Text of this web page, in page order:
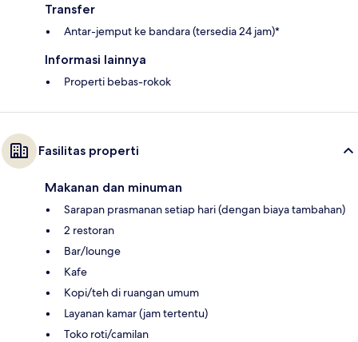
Transfer
Antar-jemput ke bandara (tersedia 24 jam)*
Informasi lainnya
Properti bebas-rokok
Fasilitas properti
Makanan dan minuman
Sarapan prasmanan setiap hari (dengan biaya tambahan)
2 restoran
Bar/lounge
Kafe
Kopi/teh di ruangan umum
Layanan kamar (jam tertentu)
Toko roti/camilan